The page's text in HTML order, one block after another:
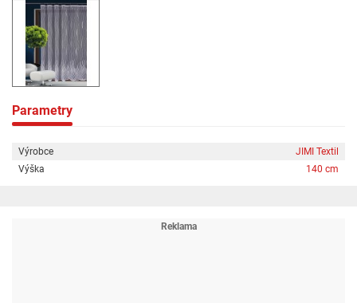
neupravujeme. Nejsou obšité a nemají našitou řasící pásku. Případné
úpravy proveďte svépomocí nebo u své oblíbené švadlenky.
Parametry
Výrobce
JIMI Textil
Výška
140 cm